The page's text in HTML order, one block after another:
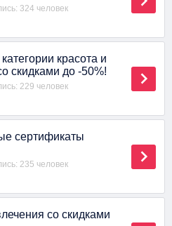
324 человек
красота и
скидками до -50%!
229 человек
сертификаты
235 человек
со скидками